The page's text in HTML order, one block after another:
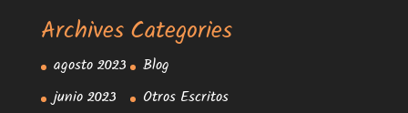
Archives
agosto 2023
junio 2023
Categories
Blog
Otros Escritos